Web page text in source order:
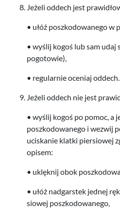
Jeżeli odd­ech jest
• ułóż poszkodowanego w
• wyślij kogoś lub sam udaj
pogotowie),
• reg­u­larnie oce­niaj oddech.
Jeżeli odd­ech nie jest
• wyślij kogoś po pomoc, a
poszkodowanego i wezwij
uciskanie klatki pier­siowej
opisem:
• uklęknij obok
• ułóż nadgarstek jed­nej
siowej poszkodowanego,